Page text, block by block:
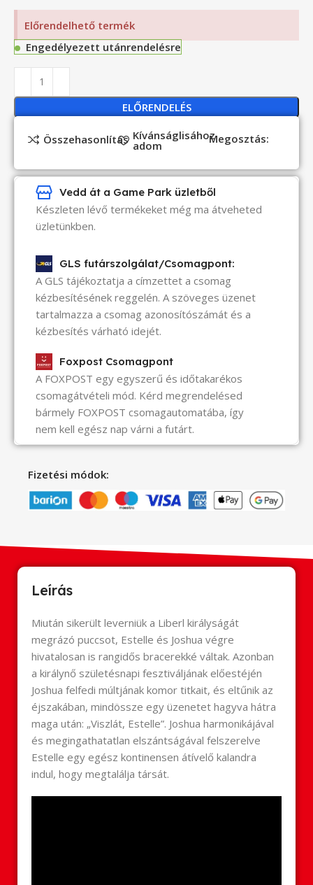
Előrendelhető termék
Engedélyezett utánrendelésre
ELŐRENDELÉS
Összehasonlítás Kívánságlisához
adom Megosztás:
Vedd át a Game Park üzletből
Készleten lévő termékeket még ma átveheted
üzletünkben.
GLS futárszolgálat/Csomagpont:
A GLS tájékoztatja a címzettet a csomag
kézbesítésének reggelén. A szöveges üzenet
tartalmazza a csomag azonosítószámát és a
kézbesítés várható idejét.
Foxpost Csomagpont
A FOXPOST egy egyszerű és időtakarékos
csomagátvételi mód. Kérd megrendelésed
bármely FOXPOST csomagautomatába, így
nem kell egész nap várni a futárt.
Fizetési módok:
Leírás
Miután sikerült leverniük a Liberl királyságát
megrázó puccsot, Estelle és Joshua végre
hivatalosan is rangidős bracerekké váltak. Azonban
a királynő születésnapi fesztiváljának előestéjén
Joshua felfedi múltjának komor titkait, és eltűnik az
éjszakában, mindössze egy üzenetet hagyva hátra
maga után: „Viszlát, Estelle”. Joshua harmonikájával
és megingathatatlan elszántságával felszerelve
Estelle egy egész kontinensen átívelő kalandra
indul, hogy megtalálja társát.